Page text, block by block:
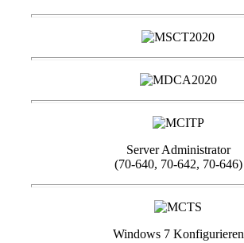
Server Administrator
(70-640, 70-642, 70-646)
Windows 7 Konfigurieren